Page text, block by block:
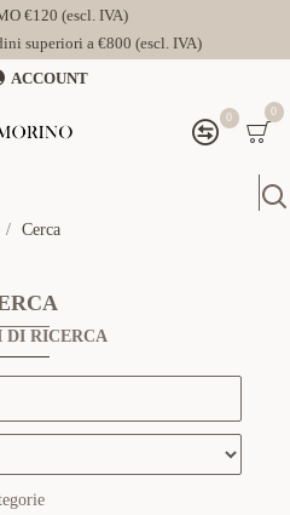
€120 (escl. IVA)
superiori a €800 (escl. IVA)
ACCOUNT
0 0
Cerca
DI RICERCA